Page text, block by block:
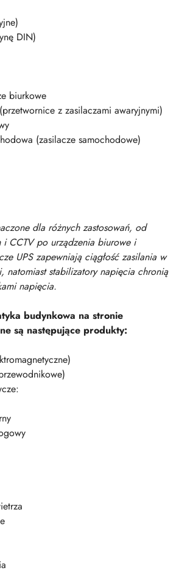
DIN)
biurkowe
z zasilaczami awaryjnymi)
(zasilacze samochodowe)
dla różnych zastosowań, od
i CCTV po urządzenia biurowe i
UPS zapewniają ciągłość zasilania w
natomiast stabilizatory napięcia chronią
napięcia.
budynkowa na stronie
są następujące produkty: